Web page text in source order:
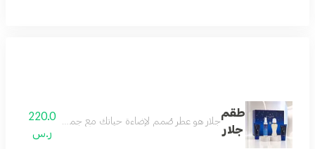
طقم
جلار
جلار هو عطر صُمم لإضاءة حياتك مع جميع بريقه. يبدأ بنفحات من
220.0
ر.س